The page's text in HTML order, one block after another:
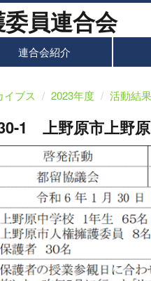
連合会紹介
イブス 2023年度 活動結果
1 上野原市上野